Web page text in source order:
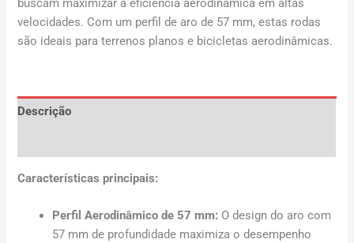
buscam maximizar a eficiência aerodinâmica em altas
velocidades. Com um perfil de aro de 57 mm, estas rodas
são ideais para terrenos planos e bicicletas aerodinâmicas.
Descrição
Características principais:
Perfil Aerodinâmico de 57 mm: O design do aro com
57 mm de profundidade maximiza o desempenho